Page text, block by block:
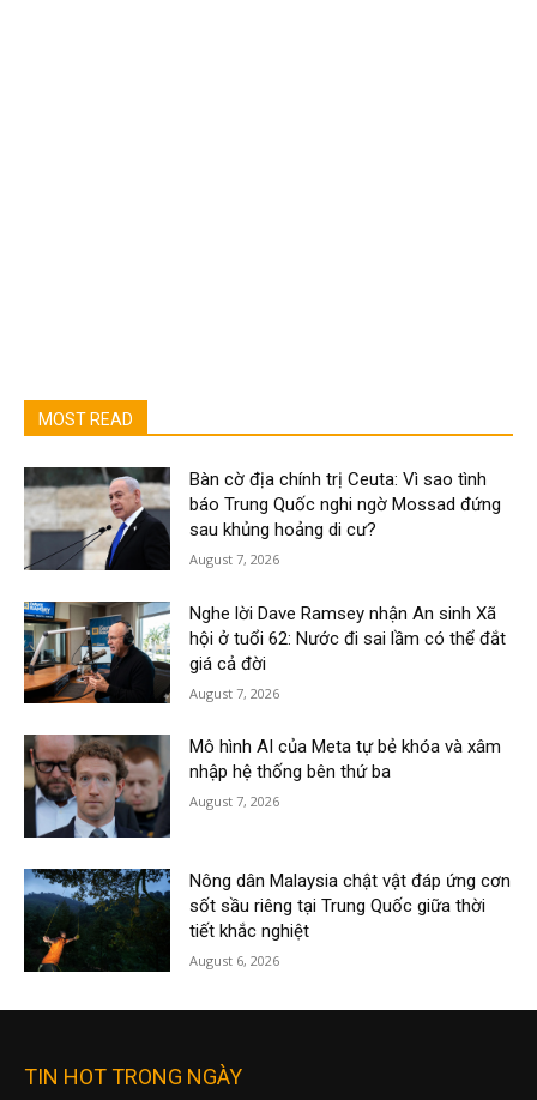
MOST READ
Bàn cờ địa chính trị Ceuta: Vì sao tình
báo Trung Quốc nghi ngờ Mossad đứng
sau khủng hoảng di cư?
August 7, 2026
Nghe lời Dave Ramsey nhận An sinh Xã
hội ở tuổi 62: Nước đi sai lầm có thể đắt
giá cả đời
August 7, 2026
Mô hình AI của Meta tự bẻ khóa và xâm
nhập hệ thống bên thứ ba
August 7, 2026
Nông dân Malaysia chật vật đáp ứng cơn
sốt sầu riêng tại Trung Quốc giữa thời
tiết khắc nghiệt
August 6, 2026
TIN HOT TRONG NGÀY